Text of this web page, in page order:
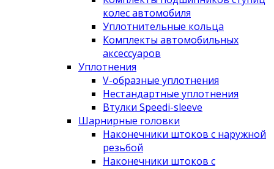
колес автомобиля
Уплотнительные кольца
Комплекты автомобильных
аксессуаров
Уплотнения
V-образные уплотнения
Нестандартные уплотнения
Втулки Speedi-sleeve
Шарнирные головки
Наконечники штоков с наружной
резьбой
Наконечники штоков с